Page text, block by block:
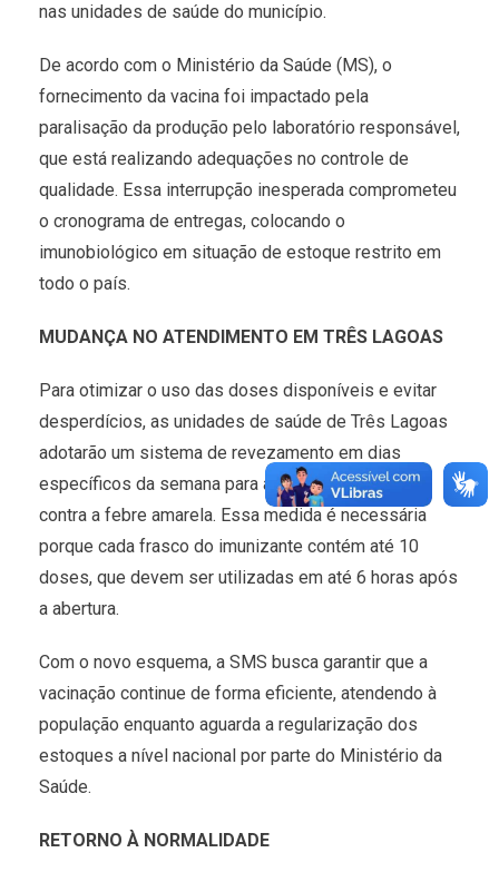
nas unidades de saúde do município.
De acordo com o Ministério da Saúde (MS), o
fornecimento da vacina foi impactado pela
paralisação da produção pelo laboratório responsável,
que está realizando adequações no controle de
qualidade. Essa interrupção inesperada comprometeu
o cronograma de entregas, colocando o
imunobiológico em situação de estoque restrito em
todo o país.
MUDANÇA NO ATENDIMENTO EM TRÊS LAGOAS
Para otimizar o uso das doses disponíveis e evitar
desperdícios, as unidades de saúde de Três Lagoas
adotarão um sistema de revezamento em dias
específicos da semana para aplicação da vacina
contra a febre amarela. Essa medida é necessária
porque cada frasco do imunizante contém até 10
doses, que devem ser utilizadas em até 6 horas após
a abertura.
Com o novo esquema, a SMS busca garantir que a
vacinação continue de forma eficiente, atendendo à
população enquanto aguarda a regularização dos
estoques a nível nacional por parte do Ministério da
Saúde.
RETORNO À NORMALIDADE